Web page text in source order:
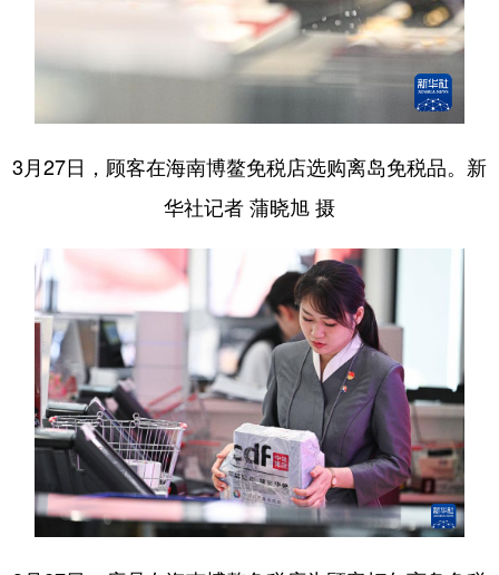
3月27日，顾客在海南博鳌免税店选购离岛免税品。新
华社记者 蒲晓旭 摄